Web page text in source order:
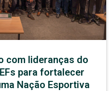
com lideranças do
para fortalecer
Nação Esportiva